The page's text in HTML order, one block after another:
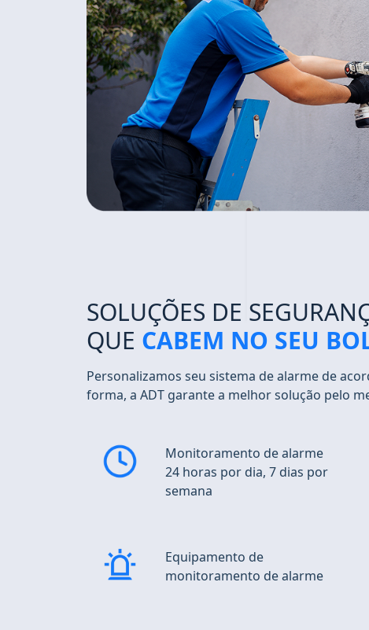
SOLUÇÕES DE
QUE CABEM NO SEU
Personalizamos seu sistema de alarme de
forma, a ADT garante a melhor solução pelo
Monitoramento de alarme
24 horas por dia, 7 dias por
semana
Equipamento de
monitoramento de alarme